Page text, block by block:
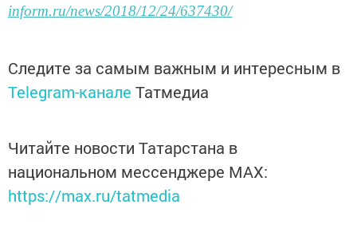
inform.ru/news/2018/12/24/637430/
Следите за самым важным и интересным в
Telegram-канале Татмедиа
Читайте новости Татарстана в
национальном мессенджере MАХ:
https://max.ru/tatmedia